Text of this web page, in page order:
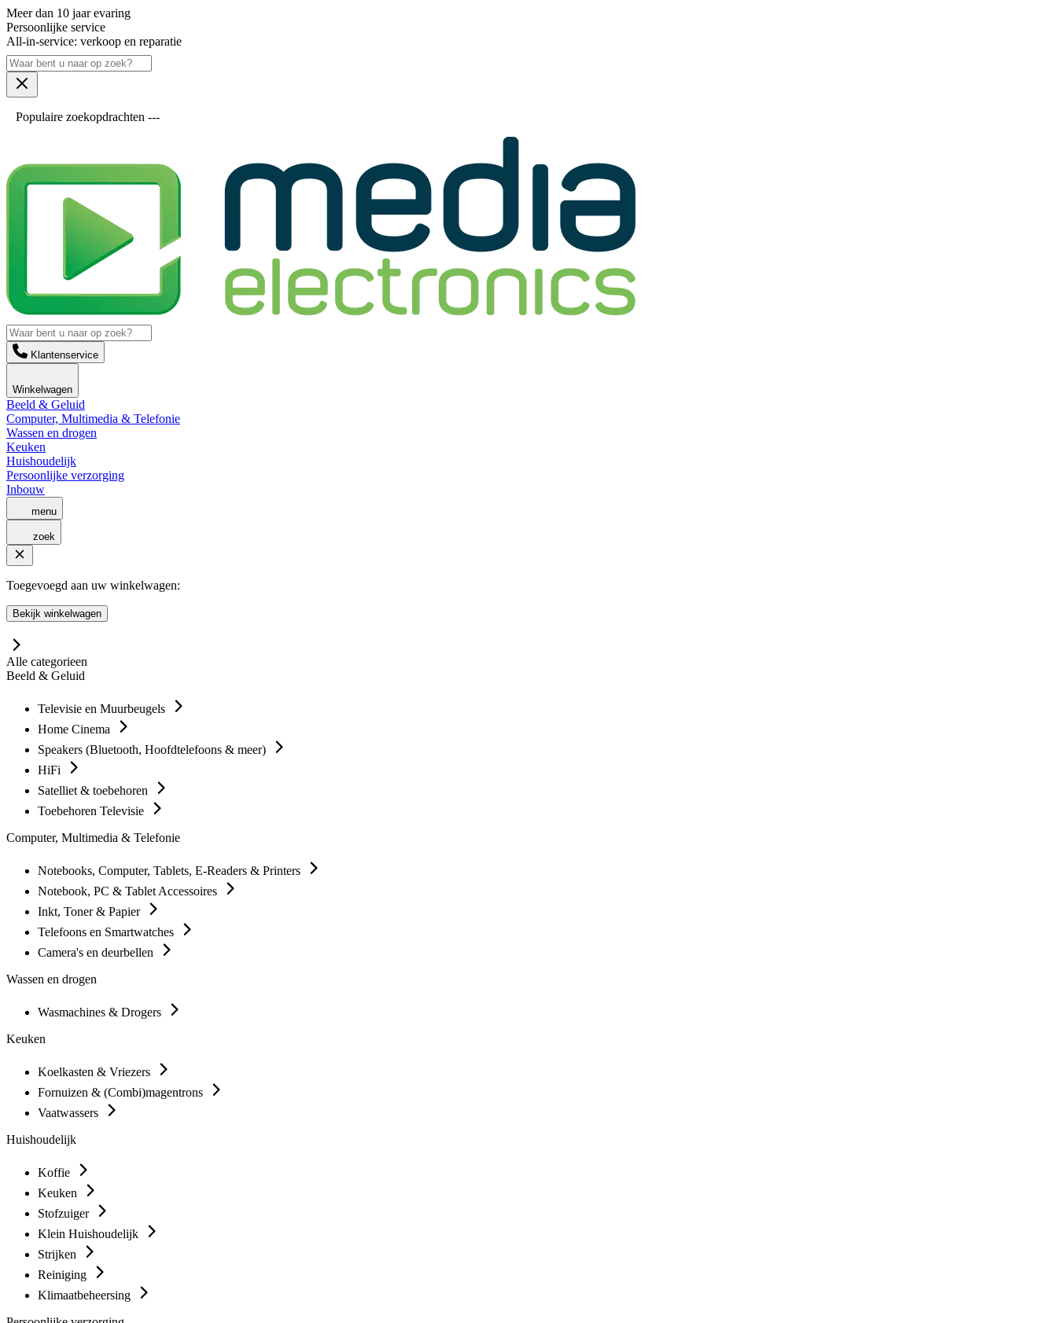
Meer dan 10 jaar evaring
Persoonlijke service
All-in-service: verkoop en reparatie
Populaire zoekopdrachten ---
Klantenservice
Winkelwagen
Beeld & Geluid
Computer, Multimedia & Telefonie
Wassen en drogen
Keuken
Huishoudelijk
Persoonlijke verzorging
Inbouw
menu
zoek
Toegevoegd aan uw winkelwagen:
Bekijk winkelwagen
Alle categorieen
Beeld & Geluid
Televisie en Muurbeugels
Home Cinema
Speakers (Bluetooth, Hoofdtelefoons & meer)
HiFi
Satelliet & toebehoren
Toebehoren Televisie
Computer, Multimedia & Telefonie
Notebooks, Computer, Tablets, E-Readers & Printers
Notebook, PC & Tablet Accessoires
Inkt, Toner & Papier
Telefoons en Smartwatches
Camera's en deurbellen
Wassen en drogen
Wasmachines & Drogers
Keuken
Koelkasten & Vriezers
Fornuizen & (Combi)magentrons
Vaatwassers
Huishoudelijk
Koffie
Keuken
Stofzuiger
Klein Huishoudelijk
Strijken
Reiniging
Klimaatbeheersing